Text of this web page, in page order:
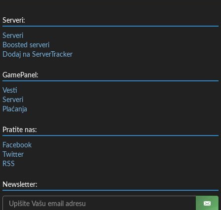
Serveri:
Serveri
Boosted serveri
Dodaj na ServerTracker
GamePanel:
Vesti
Serveri
Plaćanja
Pratite nas:
Facebook
Twitter
RSS
Newsletter: